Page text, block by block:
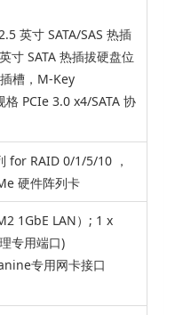
英寸 SATA/SAS 热插
寸 SATA 热插拔硬盘位
槽，M-Key
PCIe 3.0 x4/SATA 协
for RAID 0/1/5/10 ，
硬件阵列卡
1GbE LAN）; 1 x
专用端口)
专用网卡接口